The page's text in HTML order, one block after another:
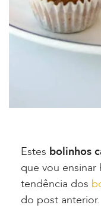
Estes bolinhos
que vou ensinar
tendência dos
do post anterior.